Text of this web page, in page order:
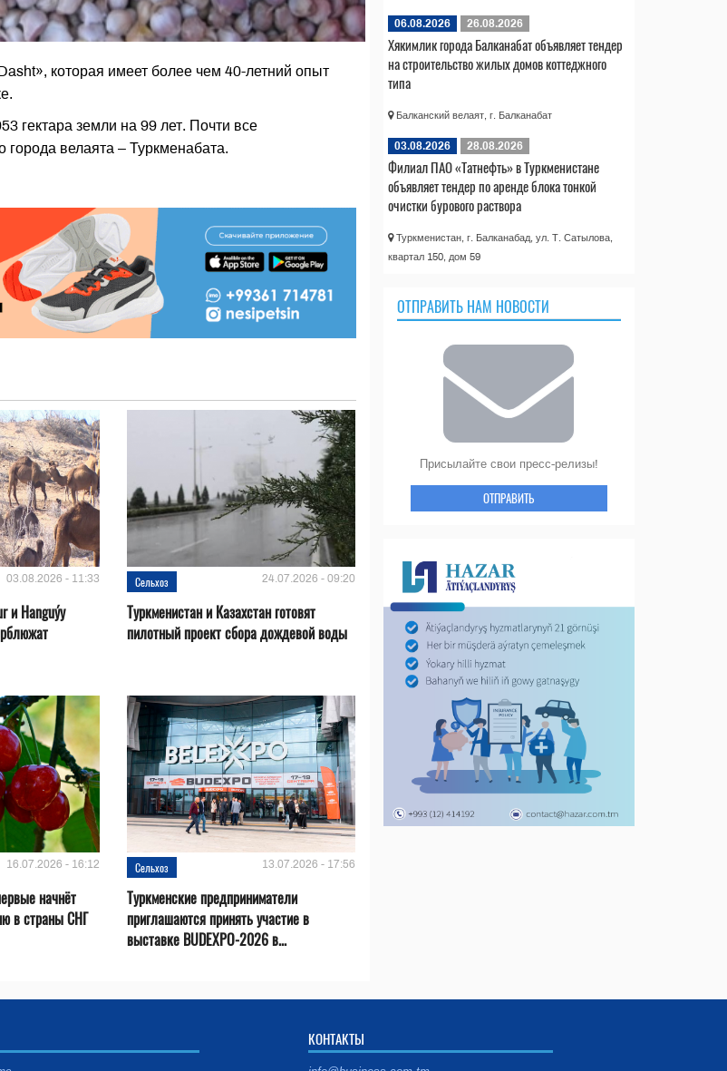
которая имеет более чем 40-летний опыт
гектара земли на 99 лет. Почти все
города велаята – Туркменабата.
03.08.2026 - 11:33
и Hanguýy
Сельхоз 24.07.2026 - 09:20
Туркменистан и Казахстан готовят
пилотный проект сбора дождевой воды
16.07.2026 - 16:12
начнёт
в страны СНГ
Сельхоз 13.07.2026 - 17:56
Туркменские предприниматели
приглашаются принять участие в
выставке BUDEXPO-2026 в...
06.08.2026 26.08.2026
Хякимлик города Балканабат объявляет тендер
на строительство жилых домов коттеджного
типа
Балканский велаят, г. Балканабат
03.08.2026 28.08.2026
Филиал ПАО «Татнефть» в Туркменистане
объявляет тендер по аренде блока тонкой
очистки бурового раствора
Туркменистан, г. Балканабад, ул. Т. Сатылова,
квартал 150, дом 59
ОТПРАВИТЬ НАМ НОВОСТИ
Присылайте свои пресс-релизы!
ОТПРАВИТЬ
КОНТАКТЫ